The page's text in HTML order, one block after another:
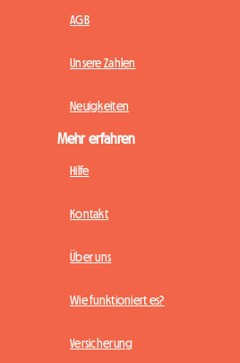
AGB
Unsere Zahlen
Neuigkeiten
Mehr erfahren
Hilfe
Kontakt
Über uns
Wie funktioniert es?
Versicherung